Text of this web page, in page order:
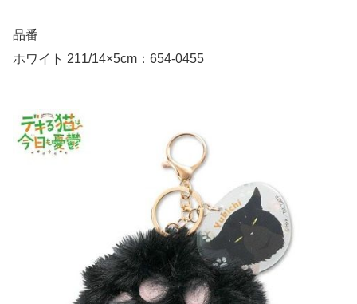
品番
ホワイト 211/14×5cm：654-0455